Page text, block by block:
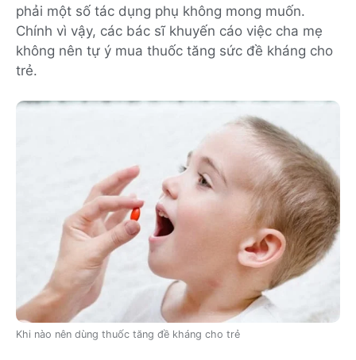
phải một số tác dụng phụ không mong muốn.
Chính vì vậy, các bác sĩ khuyến cáo việc cha mẹ
không nên tự ý mua thuốc tăng sức đề kháng cho
trẻ.
Khi nào nên dùng thuốc tăng đề kháng cho trẻ